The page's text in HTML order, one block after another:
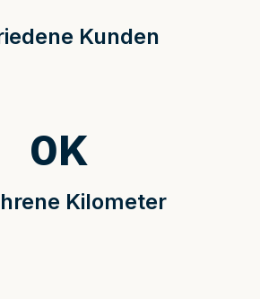
Kunden
Kilometer
0K